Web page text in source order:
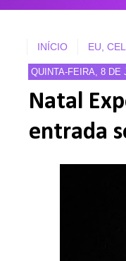
INÍCIO EU,
QUINTA-FEIRA, 8 DE
Natal
entrada